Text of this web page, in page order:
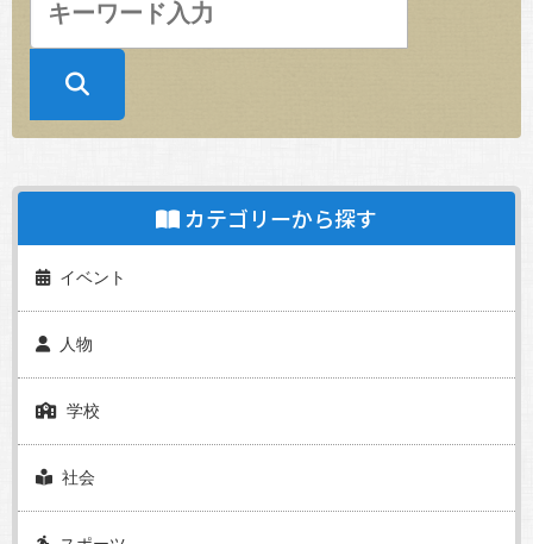
カテゴリーから探す
イベント
人物
学校
社会